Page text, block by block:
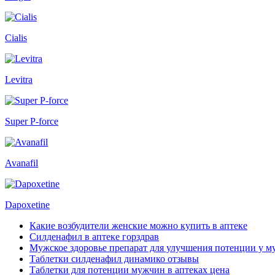
Cialis
Levitra
Super P-force
Avanafil
Dapoxetine
Какие возбудители женские можно купить в аптеке
Силденафил в аптеке горздрав
Мужское здоровье препарат для улучшения потенции у
Таблетки силденафил динамико отзывы
Таблетки для потенции мужчин в аптеках цена